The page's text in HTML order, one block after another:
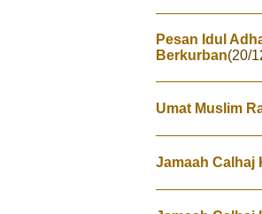
Pesan Idul
Berkurban(20/
Umat Muslim
Jamaah Calhaj